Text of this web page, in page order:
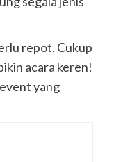
repot. Cukup
acara keren!
yang